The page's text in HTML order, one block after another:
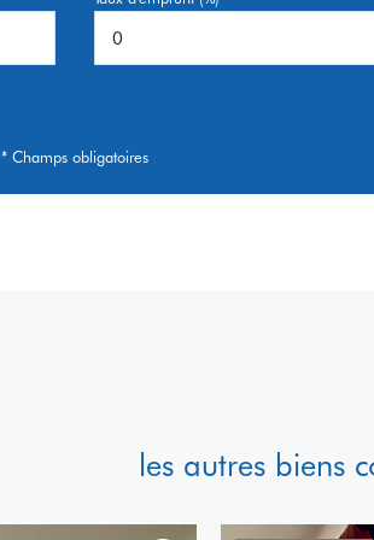
* Champs obligatoires
les autres biens